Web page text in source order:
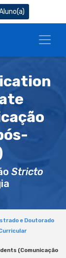
Stricto
e Doutorado
(Comunicação